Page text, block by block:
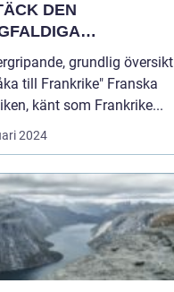
DEN
grundlig översikt
till Frankrike" Franska
känt som Frankrike...
2024